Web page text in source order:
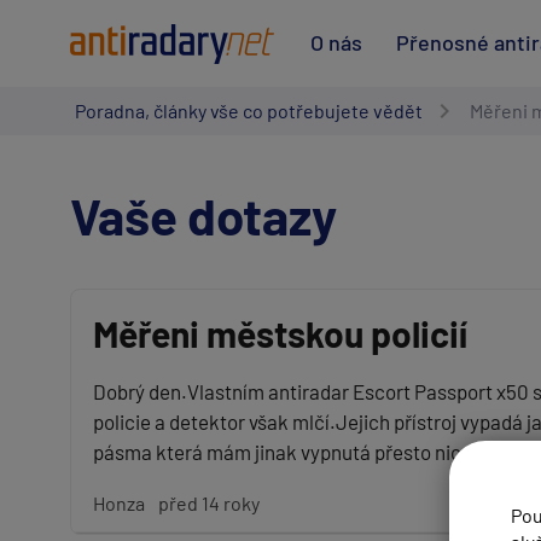
O nás Přenosné
Poradna, články vše co potřebujete vědět Měřeni
Vaše dotazy
Vaše jméno:
Váš e-mail:
Měřeni městskou policií
Dobrý den.Vlastním antiradar Escort Passport x50
policie a detektor však mlčí.Jejich přístroj vypadá
pásma která mám jinak vypnutá přesto nic
Honza před 14 roky